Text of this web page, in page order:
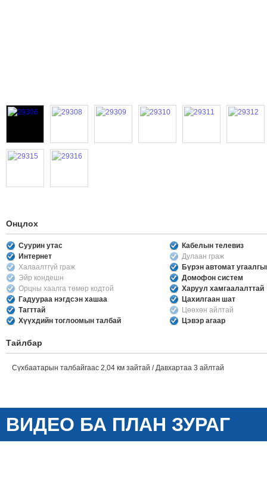
Онцлох
Суурин утас
Кабелын телевиз
Интернет
Дулаан граж
Халаалтгүй граж
Бүрэн автомат
Эйр кондешн
Домофон систем
Орцны хаалга төмөр кодтой
Харуул хамгаалалттай
Гадуураа нэгдсэн хашаа
Цахилгаан шат
Тагттай
Цөөхөн айлтай
Хүүхдийн тоглоомын талбай
Цэвэр агаар
Тайлбар
Сүхбаатарын талбайгаас 2,04 км зайтай / Давхартаа 3 айлтай
ВИДЕО БА ПЛАН ЗУРАГ